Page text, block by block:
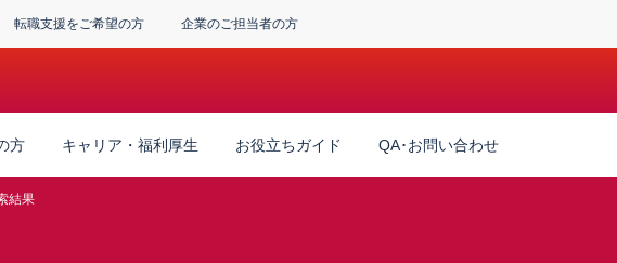
転職支援をご希望の方 企業のご担当者の方
方 キャリア・福利厚生 お役立ちガイド QA･お問い合わせ
結果